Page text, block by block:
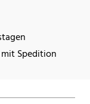
Spedition